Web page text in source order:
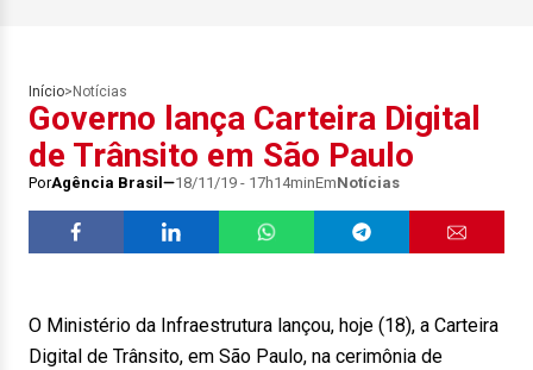
Início> Notícias
Governo lança Carteira Digital
de Trânsito em São Paulo
PorAgência Brasil 18/11/19 - 17h14minEmNotícias
O Ministério da Infraestrutura lançou, hoje (18), a Carteira
Digital de Trânsito, em São Paulo, na cerimônia de